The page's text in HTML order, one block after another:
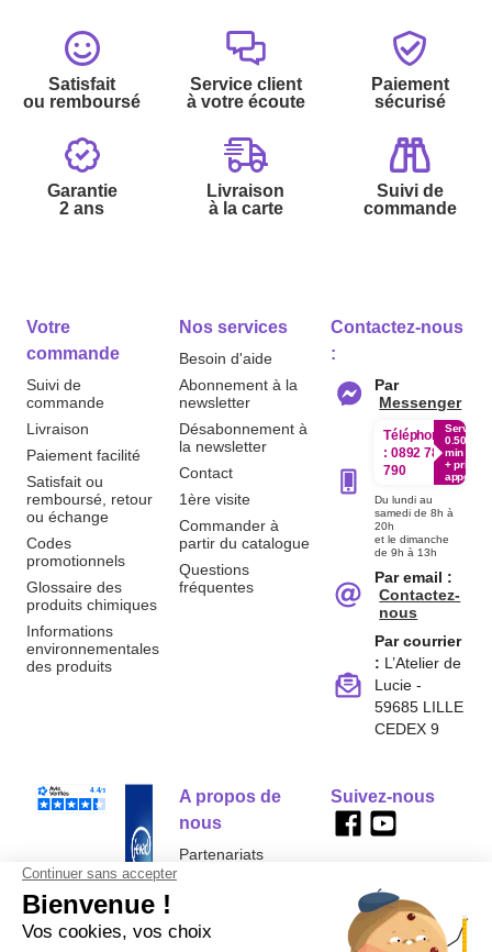
Satisfait
ou remboursé
Service client
à votre écoute
Paiement
sécurisé
Garantie
2 ans
Livraison
à la carte
Suivi de
commande
Votre
commande
Suivi de
commande
Livraison
Paiement facilité
Satisfait ou
remboursé, retour
ou échange
Codes
promotionnels
Glossaire des
produits chimiques
Informations
environnementales
des produits
Nos services
Besoin d'aide
Abonnement à la
newsletter
Désabonnement à
la newsletter
Contact
1ère visite
Commander à
partir du catalogue
Questions
fréquentes
A propos de
nous
Partenariats
Contactez-nous
:
Par
Messenger
Téléphone
: 0892 780
790
Service
0.50€ /
min
+ prix
appel
Du lundi au
samedi de 8h à
20h
et le dimanche
de 9h à 13h
Par email :
Contactez-
nous
Par courrier
: L’Atelier de
Lucie -
59685 LILLE
CEDEX 9
Suivez-nous